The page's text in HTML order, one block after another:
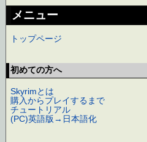
メニュー
トップページ
初めての方へ
Skyrimとは
購入からプレイするまで
チュートリアル
(PC)英語版→日本語化